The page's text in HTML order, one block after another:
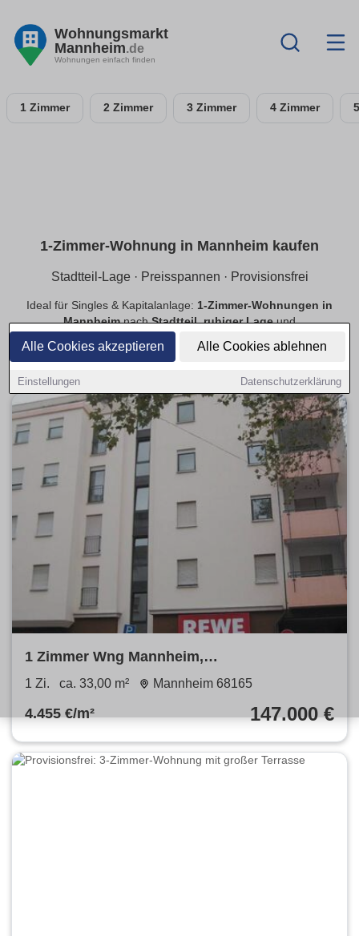
Alle Cookies akzeptieren Alle Cookies ablehnen
Einstellungen Datenschutzerklärung
Wohnungsmarkt
Mannheim.de
Wohnungen einfach finden
1 Zimmer 2 Zimmer 3 Zimmer 4 Zimmer
1-Zimmer-Wohnung in Mannheim kaufen
Stadtteil-Lage · Preisspannen · Provisionsfrei
Ideal für Singles & Kapitalanlage: 1-Zimmer-Wohnungen in
MannheimnachStadtteil,ruhiger Lageund
provisionsfreie
Neubau
Bestand.
1 Zimmer Wng Mannheim,
SchwetzingerstadtOststadt
1 Zi. ca. 33,00 m² Mannheim 68165
4.455 €/m² 147.000 €